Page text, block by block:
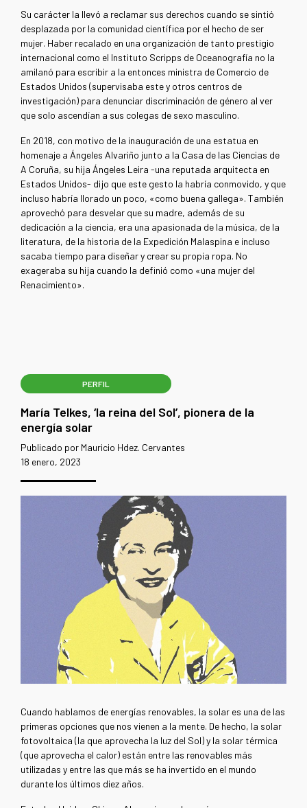
Su carácter la llevó a reclamar sus derechos cuando se sintió
desplazada por la comunidad científica por el hecho de ser
mujer. Haber recalado en una organización de tanto prestigio
internacional como el Instituto Scripps de Oceanografía no la
amilanó para escribir a la entonces ministra de Comercio de
Estados Unidos (supervisaba este y otros centros de
investigación) para denunciar discriminación de género al ver
que solo ascendían a sus colegas de sexo masculino.
En 2018, con motivo de la inauguración de una estatua en
homenaje a Ángeles Alvariño junto a la Casa de las Ciencias de
A Coruña, su hija Ángeles Leira -una reputada arquitecta en
Estados Unidos- dijo que este gesto la habría conmovido, y que
incluso habría llorado un poco, «como buena gallega». También
aprovechó para desvelar que su madre, además de su
dedicación a la ciencia, era una apasionada de la música, de la
literatura, de la historia de la Expedición Malaspina e incluso
sacaba tiempo para diseñar y crear su propia ropa. No
exageraba su hija cuando la definió como «una mujer del
Renacimiento».
PERFIL
María Telkes, ‘la reina del Sol’, pionera de la
energía solar
Publicado por Mauricio Hdez. Cervantes
18 enero, 2023
Cuando hablamos de energías renovables, la solar es una de las
primeras opciones que nos vienen a la mente. De hecho, la solar
fotovoltaica (la que aprovecha la luz del Sol) y la solar térmica
(que aprovecha el calor) están entre las renovables más
utilizadas y entre las que más se ha invertido en el mundo
durante los últimos diez años.